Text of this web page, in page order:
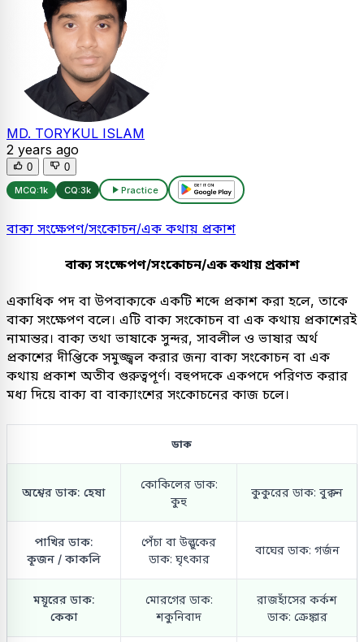
MD. TORYKUL ISLAM
2 years ago
0 0
MCQ:1k CQ:3k Practice
বাক্য সংক্ষেপণ/সংকোচন/এক কথায় প্রকাশ
বাক্য সংক্ষেপণ/সংকোচন/এক কথায় প্রকাশ
একাধিক পদ বা উপবাক্যকে একটি শব্দে প্রকাশ করা হলে, তাকে
বাক্য সংক্ষেপণ বলে। এটি বাক্য সংকোচন বা এক কথায় প্রকাশেরই
নামান্তর। বাক্য তথা ভাষাকে সুন্দর, সাবলীল ও ভাষার অর্থ
প্রকাশের দীপ্তিকে সমুজ্জ্বল করার জন্য বাক্য সংকোচন বা এক
কথায় প্রকাশ অতীব গুরুত্বপূর্ণ। বহুপদকে একপদে পরিণত করার
মধ্য দিয়ে বাক্য বা বাক্যাংশের সংকোচনের কাজ চলে।
ডাক
অশ্বের ডাক: হেষা
কোকিলের ডাক:
কুহু
কুকুরের ডাক: বুক্কন
পাখির ডাক:
কূজন / কাকলি
পেঁচা বা উল্লুকের
ডাক: ঘৃৎকার
বাঘের ডাক: গর্জন
ময়ূরের ডাক:
কেকা
মোরগের ডাক:
শকুনিবাদ
রাজহাঁসের কর্কশ
ডাক: ক্রেঙ্কার